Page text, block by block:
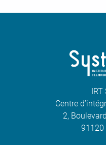
IRT
Centre
2,
91120